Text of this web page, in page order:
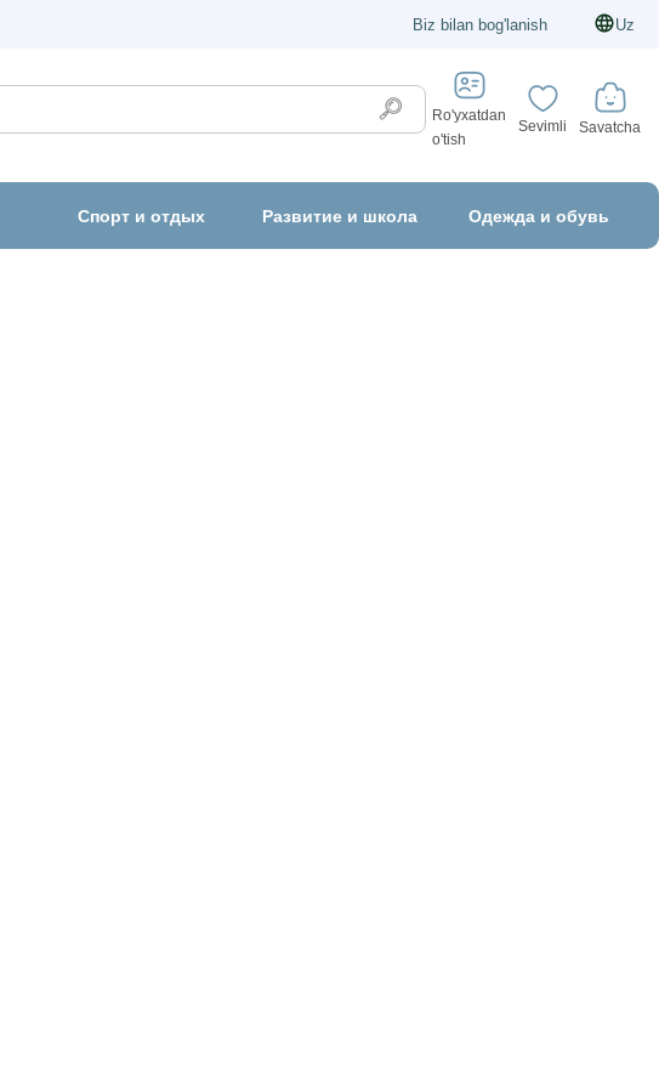
Biz bilan bog'lanish Uz
Ro'yxatdan
o'tish
Sevimli Savatcha
Спорт и отдых Развитие и школа Одежда и обувь